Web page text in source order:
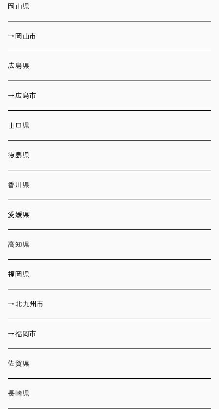
岡山県
→岡山市
広島県
→広島市
山口県
徳島県
香川県
愛媛県
高知県
福岡県
→北九州市
→福岡市
佐賀県
長崎県